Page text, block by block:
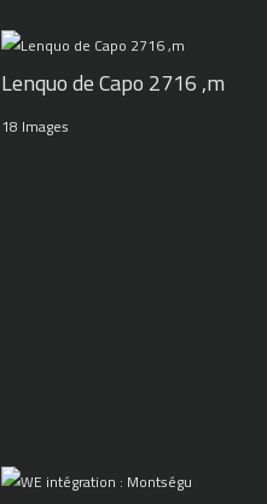
Lenquo de Capo 2716 ,m
18 Images